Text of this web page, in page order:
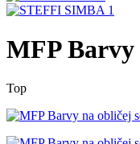
MFP Barvy
Top